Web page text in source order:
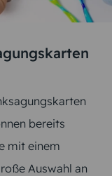
bereits
mit einem
Auswahl an